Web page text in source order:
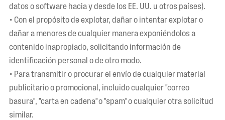
datos o software hacia y desde los EE. UU. u otros países).
• Con el propósito de explotar, dañar o intentar explotar o
dañar a menores de cualquier manera exponiéndolos a
contenido inapropiado, solicitando información de
identificación personal o de otro modo.
• Para transmitir o procurar el envío de cualquier material
publicitario o promocional, incluido cualquier "correo
basura", "carta en cadena" o "spam" o cualquier otra solicitud
similar.